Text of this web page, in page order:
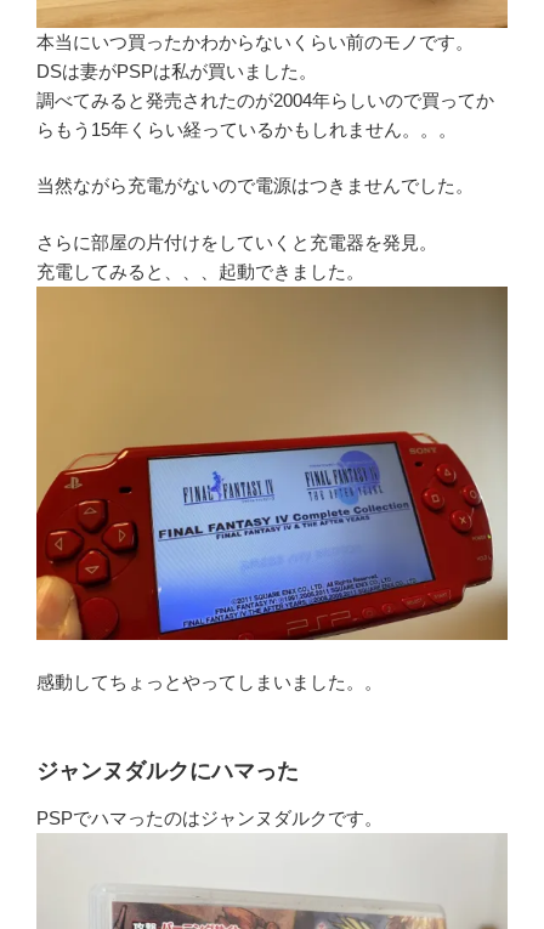
本当にいつ買ったかわからないくらい前のモノです。
DSは妻がPSPは私が買いました。
調べてみると発売されたのが2004年らしいので買ってか
らもう15年くらい経っているかもしれません。。。
当然ながら充電がないので電源はつきませんでした。
さらに部屋の片付けをしていくと充電器を発見。
充電してみると、、、起動できました。
感動してちょっとやってしまいました。。
ジャンヌダルクにハマった
PSPでハマったのはジャンヌダルクです。